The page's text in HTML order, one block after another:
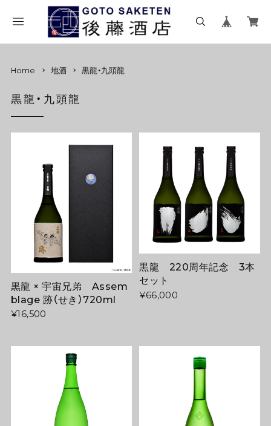
Home 地酒 黒龍・九頭龍
黒龍・九頭龍
黒龍 × 宇宙兄弟 Assem
blage 跡（せき）720ml
¥16,500
黒龍 220周年記念 3本
セット
¥66,000